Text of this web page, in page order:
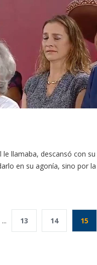
le llamaba, descansó con
en su agonía, sino por
... 13 14 15